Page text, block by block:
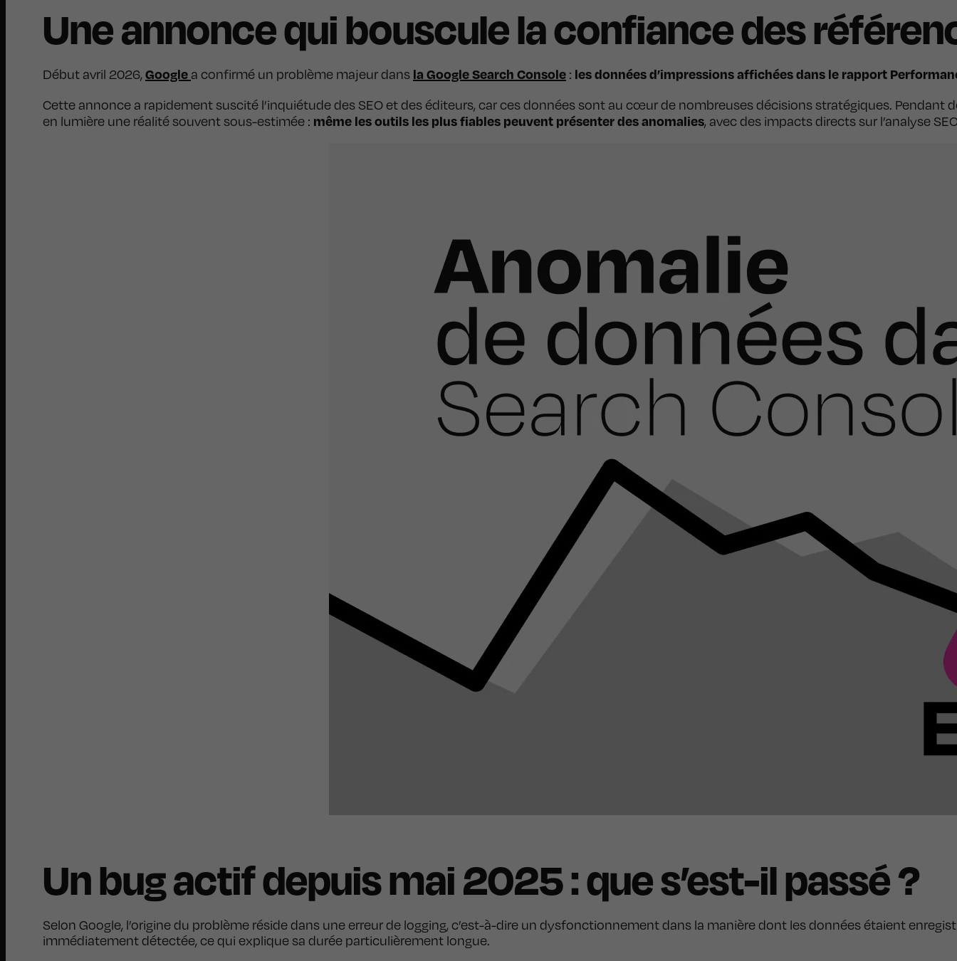
Une annonce qui bouscule la confiance des
Début avril 2026,Google a confirmé un problème majeur dans la Google Search Console : les données d’impressions affichées dans le rapport
Cette annonce a rapidement suscité l’inquiétude des SEO et des éditeurs, car ces données sont au cœur de nombreuses décisions stratégiques. Pendant
en lumière une réalité souvent sous-estimée : même les outils les plus fiables peuvent présenter des anomalies, avec des impacts directs sur l’analyse
Un bug actif depuis mai 2025 : que s’est-il passé ?
Selon Google, l’origine du problème réside dans une erreur de logging, c’est-à-dire un dysfonctionnement dans la manière dont les données étaient
immédiatement détectée, ce qui explique sa durée particulièrement longue.